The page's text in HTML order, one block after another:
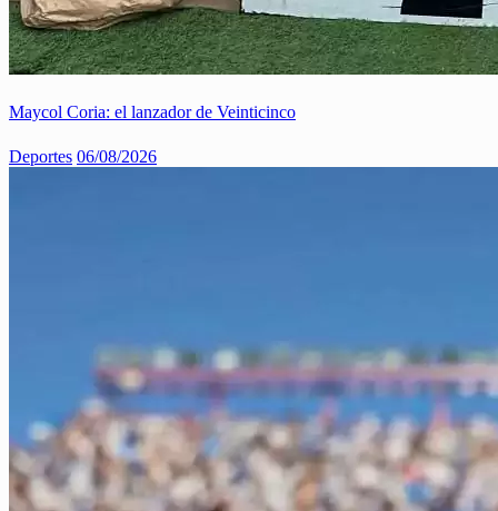
Maycol Coria: el lanzador de Veinticinco
Deportes 06/08/2026